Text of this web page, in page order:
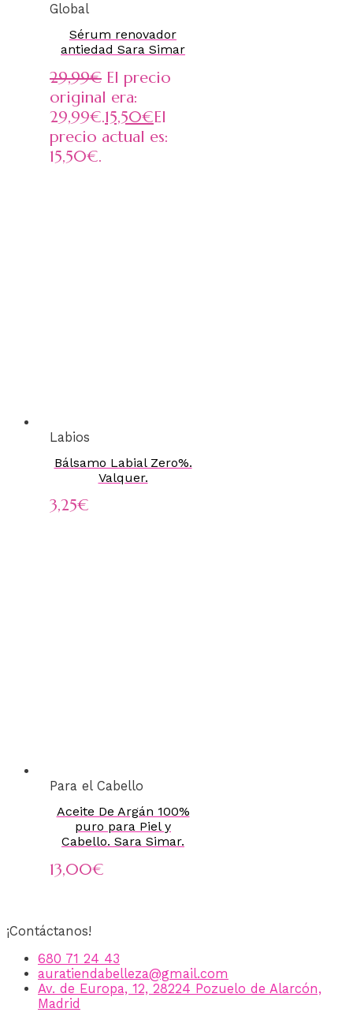
Global
Sérum renovador
antiedad Sara Simar
29,99€ El precio
original era:
29,99€.15,50€El
precio actual es:
15,50€.
Labios
Bálsamo Labial Zero%.
Valquer.
3,25€
Para el Cabello
Aceite De Argán 100%
puro para Piel y
Cabello. Sara Simar.
13,00€
¡Contáctanos!
680 71 24 43
auratiendabelleza@gmail.com
Av. de Europa, 12, 28224 Pozuelo de Alarcón,
Madrid